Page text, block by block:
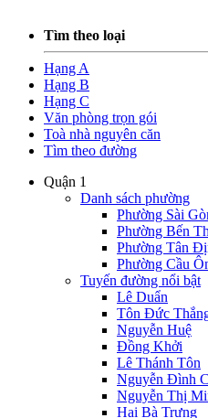
Tìm theo loại
Hạng A
Hạng B
Hạng C
Văn phòng trọn gói
Toà nhà nguyên căn
Tìm theo đường
Quận 1
Danh sách phường
Phường Sài
Phường Bến
Phường Tân
Phường Cầu
Tuyến đường nổi bật
Lê Duẩn
Tôn Đức
Nguyễn Huệ
Đồng Khởi
Lê Thánh Tôn
Nguyễn Đình
Nguyễn Thị
Hai Bà Trưng